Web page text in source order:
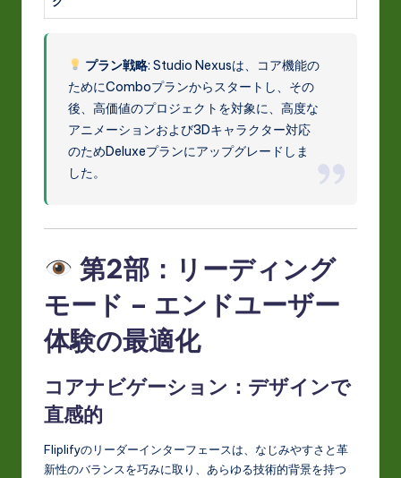
プラン戦略: Studio Nexusは、コア機能の
ためにComboプランからスタートし、その
後、高価値のプロジェクトを対象に、高度な
アニメーションおよび3Dキャラクター対応
のためDeluxeプランにアップグレードしま
した。
第2部：リーディング
モード – エンドユーザー
体験の最適化
コアナビゲーション：デザインで
直感的
Fliplifyのリーダーインターフェースは、なじみやすさと革
新性のバランスを巧みに取り、あらゆる技術的背景を持つ